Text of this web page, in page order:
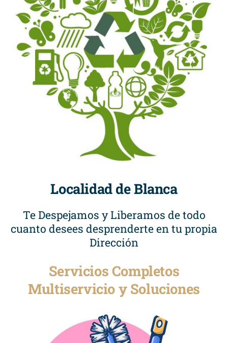
Localidad de Blanca
Te Despejamos y Liberamos de todo
cuanto desees desprenderte en tu propia
Dirección
Servicios Completos
Multiservicio y Soluciones